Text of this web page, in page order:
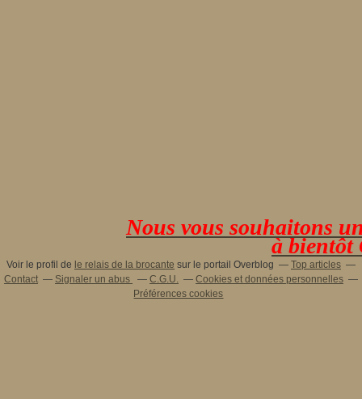
Nous vous souhaitons
à bientôt
Voir le profil de le relais de la brocante sur le portail Overblog
Top articles
Contact
Signaler un abus C.G.U.
Cookies et données personnelles
Préférences cookies